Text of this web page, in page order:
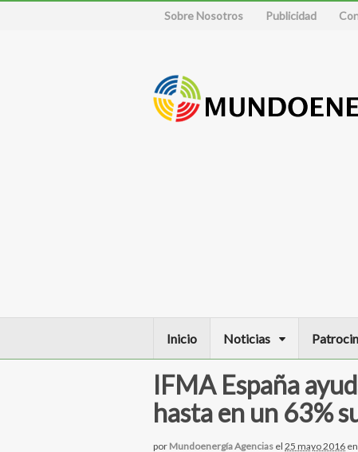
Sobre Nosotros Publicidad
Inicio Noticias
IFMA España
hasta en un 63%
por Mundoenergía Agencias el 25 mayo 2016 en